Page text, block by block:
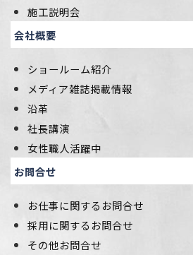
施工説明会
会社概要
ショールーム紹介
メディア雑誌掲載情報
沿革
社長講演
女性職人活躍中
お問合せ
お仕事に関するお問合せ
採用に関するお問合せ
その他お問合せ